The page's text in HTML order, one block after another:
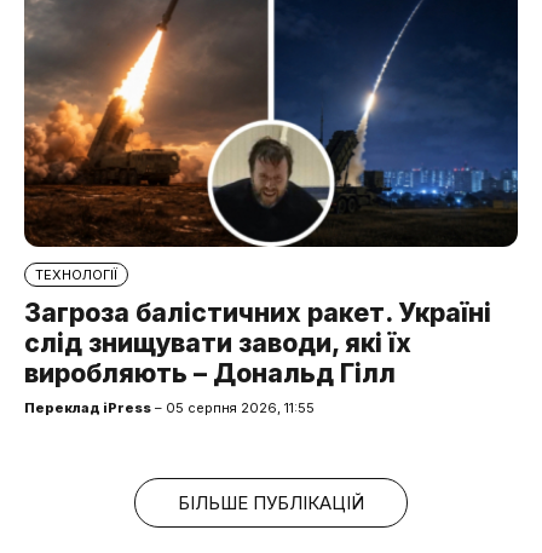
ТЕХНОЛОГІЇ
Загроза балістичних ракет. Україні
слід знищувати заводи, які їх
виробляють – Дональд Гілл
Переклад iPress – 05 серпня 2026, 11:55
БІЛЬШЕ ПУБЛІКАЦІЙ